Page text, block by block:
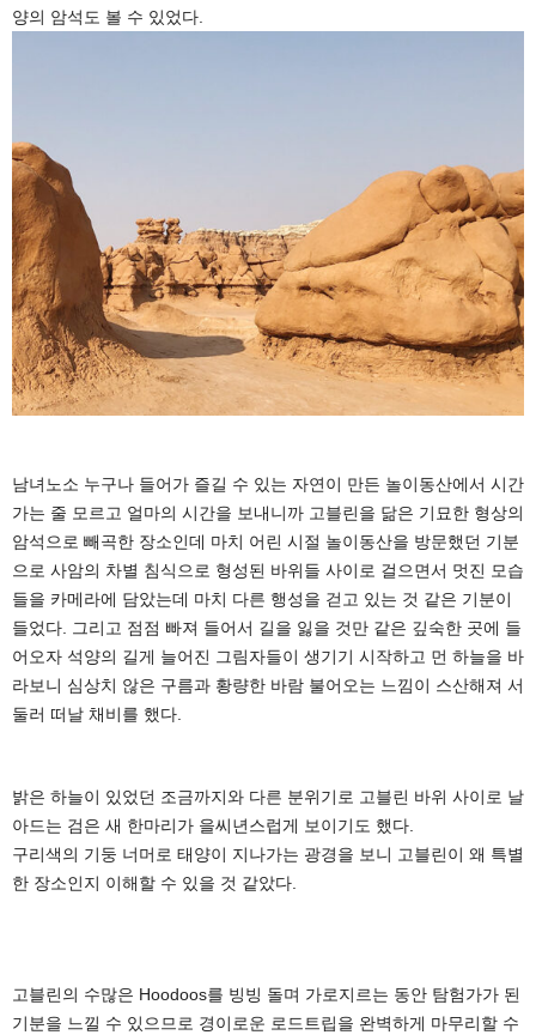
양의 암석도 볼 수 있었다.
남녀노소 누구나 들어가 즐길 수 있는 자연이 만든 놀이동산에서 시간
가는 줄 모르고 얼마의 시간을 보내니까 고블린을 닮은 기묘한 형상의
암석으로 빼곡한 장소인데 마치 어린 시절 놀이동산을 방문했던 기분
으로 사암의 차별 침식으로 형성된 바위들 사이로 걸으면서 멋진 모습
들을 카메라에 담았는데 마치 다른 행성을 걷고 있는 것 같은 기분이
들었다. 그리고 점점 빠져 들어서 길을 잃을 것만 같은 깊숙한 곳에 들
어오자 석양의 길게 늘어진 그림자들이 생기기 시작하고 먼 하늘을 바
라보니 심상치 않은 구름과 황량한 바람 불어오는 느낌이 스산해져 서
둘러 떠날 채비를 했다.
밝은 하늘이 있었던 조금까지와 다른 분위기로 고블린 바위 사이로 날
아드는 검은 새 한마리가 을씨년스럽게 보이기도 했다.
구리색의 기둥 너머로 태양이 지나가는 광경을 보니 고블린이 왜 특별
한 장소인지 이해할 수 있을 것 같았다.
고블린의 수많은 Hoodoos를 빙빙 돌며 가로지르는 동안 탐험가가 된
기분을 느낄 수 있으므로 경이로운 로드트립을 완벽하게 마무리할 수